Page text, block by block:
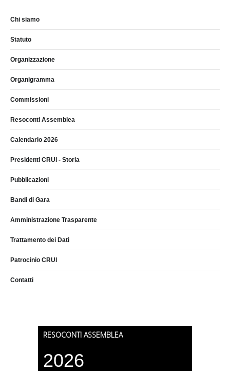
Chi siamo
Statuto
Organizzazione
Organigramma
Commissioni
Resoconti Assemblea
Calendario 2026
Presidenti CRUI - Storia
Pubblicazioni
Bandi di Gara
Amministrazione Trasparente
Trattamento dei Dati
Patrocinio CRUI
Contatti
RESOCONTI ASSEMBLEA
2026